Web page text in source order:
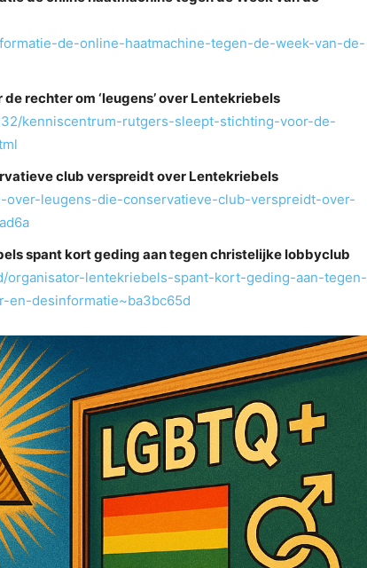
de-online-haatmachine-tegen-de-week-van-de-
rechter om ‘leugens’ over Lentekriebels
kenniscentrum-rutgers-sleept-stichting-voor-de-
club verspreidt over Lentekriebels
over-leugens-die-conservatieve-club-verspreidt-over-
spant kort geding aan tegen christelijke lobbyclub
organisator-lentekriebels-spant-kort-geding-aan-tegen-
en-desinformatie~ba3bc65d